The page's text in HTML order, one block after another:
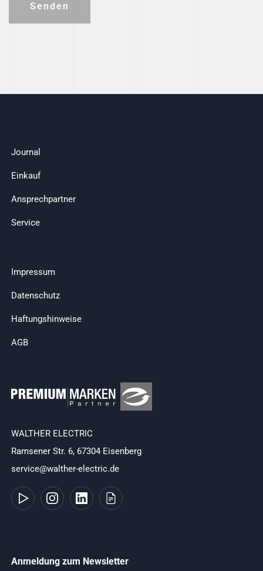
Senden
Journal
Einkauf
Ansprechpartner
Service
Impressum
Datenschutz
Haftungshinweise
AGB
WALTHER ELECTRIC
Ramsener Str. 6, 67304 Eisenberg
service@walther-electric.de
Anmeldung zum Newsletter